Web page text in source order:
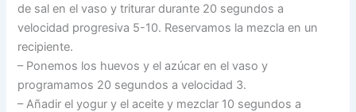
de sal en el vaso y triturar durante 20 segundos a
velocidad progresiva 5-10. Reservamos la mezcla en un
recipiente.
– Ponemos los huevos y el azúcar en el vaso y
programamos 20 segundos a velocidad 3.
– Añadir el yogur y el aceite y mezclar 10 segundos a